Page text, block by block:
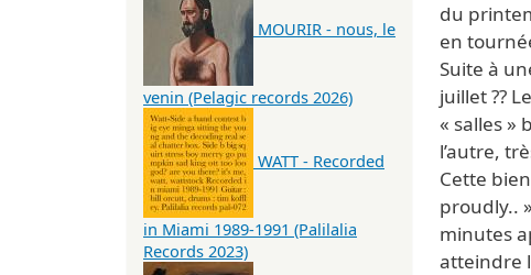
du
en
Suite à
juillet ??
« salles »
l’autre,
Cette
proudly..
minutes
atteindre
MOURIR - nous, le
venin (Pelagic records 2026)
WATT - Recorded
in Miami 1989-1991 (Palilalia
Records 2023)